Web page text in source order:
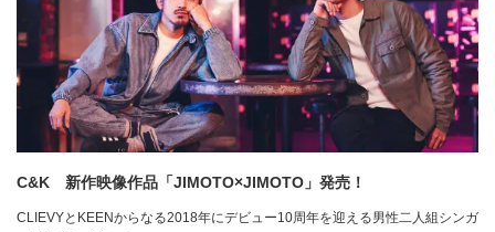
C&K 新作映像作品「JIMOTO×JIMOTO」発売！
CLIEVYとKEENからなる2018年にデビュー10周年を迎える男性二人組シンガ